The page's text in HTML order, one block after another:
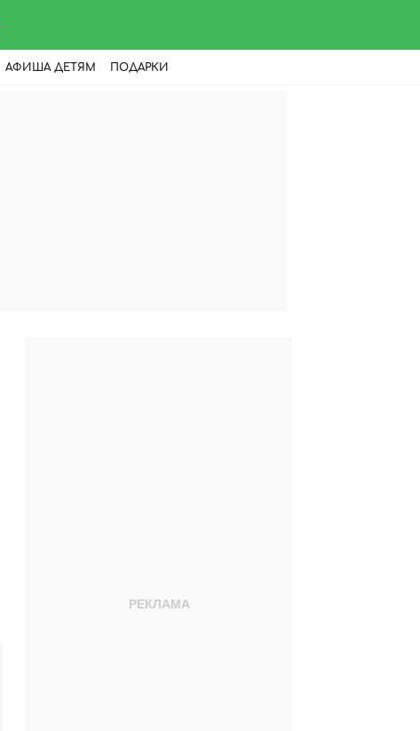
АФИША ДЕТЯМ ПОДАРКИ